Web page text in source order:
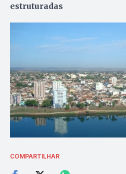
estruturadas
COMPARTILHAR